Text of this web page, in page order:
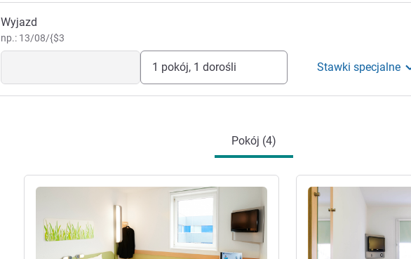
Wyjazd
np.: 13/08/{$3
1 pokój, 1 dorośli Stawki specjalne
Pokój (4)
Pokaż szczegóły Pokaż szczegóły